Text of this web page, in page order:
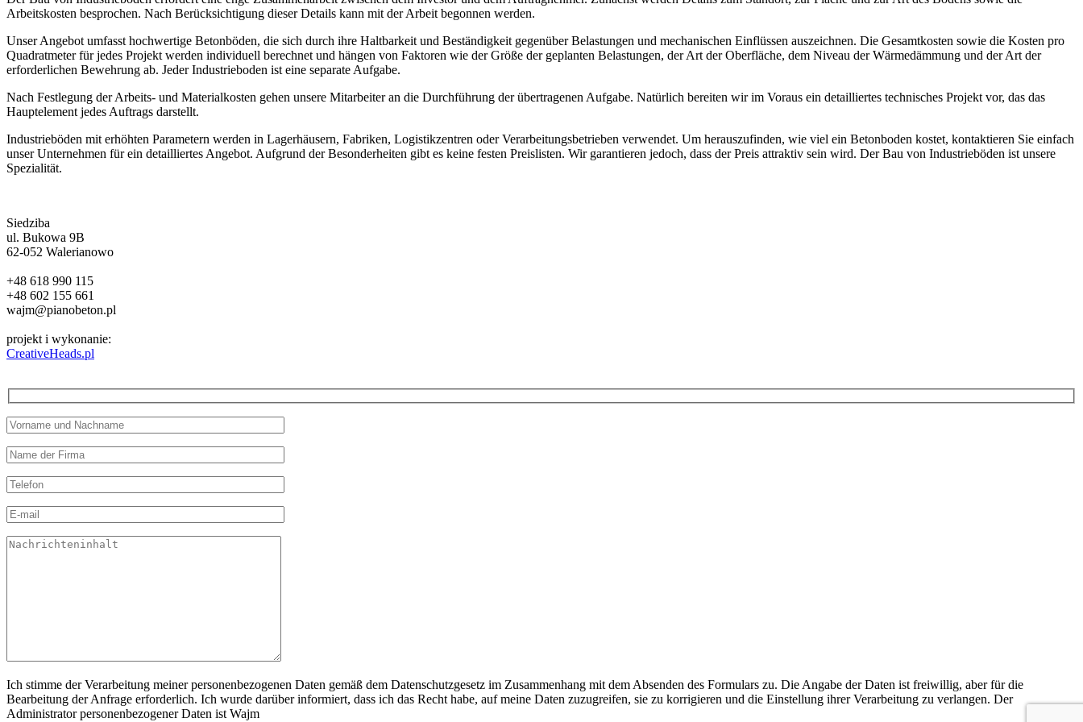
Arbeitskosten besprochen. Nach Berücksichtigung dieser Details kann mit der Arbeit begonnen werden.
Unser Angebot umfasst hochwertige Betonböden, die sich durch ihre Haltbarkeit und Beständigkeit gegenüber Belastungen und mechanischen Einflüssen auszeichnen. Die Gesamtkosten sowie die Kosten pro
Quadratmeter für jedes Projekt werden individuell berechnet und hängen von Faktoren wie der Größe der geplanten Belastungen, der Art der Oberfläche, dem Niveau der Wärmedämmung und der Art der
erforderlichen Bewehrung ab. Jeder Industrieboden ist eine separate Aufgabe.
Nach Festlegung der Arbeits- und Materialkosten gehen unsere Mitarbeiter an die Durchführung der übertragenen Aufgabe. Natürlich bereiten wir im Voraus ein detailliertes technisches Projekt vor, das das
Hauptelement jedes Auftrags darstellt.
Industrieböden mit erhöhten Parametern werden in Lagerhäusern, Fabriken, Logistikzentren oder Verarbeitungsbetrieben verwendet. Um herauszufinden, wie viel ein Betonboden kostet, kontaktieren Sie einfach
unser Unternehmen für ein detailliertes Angebot. Aufgrund der Besonderheiten gibt es keine festen Preislisten. Wir garantieren jedoch, dass der Preis attraktiv sein wird. Der Bau von Industrieböden ist unsere
Spezialität.
Siedziba
ul. Bukowa 9B
62-052 Walerianowo
+48 618 990 115
+48 602 155 661
wajm@pianobeton.pl
projekt i wykonanie:
CreativeHeads.pl
Ich stimme der Verarbeitung meiner personenbezogenen Daten gemäß dem Datenschutzgesetz im Zusammenhang mit dem Absenden des Formulars zu. Die Angabe der Daten ist freiwillig, aber für die
Bearbeitung der Anfrage erforderlich. Ich wurde darüber informiert, dass ich das Recht habe, auf meine Daten zuzugreifen, sie zu korrigieren und die Einstellung ihrer Verarbeitung zu verlangen. Der
Administrator personenbezogener Daten ist Wajm